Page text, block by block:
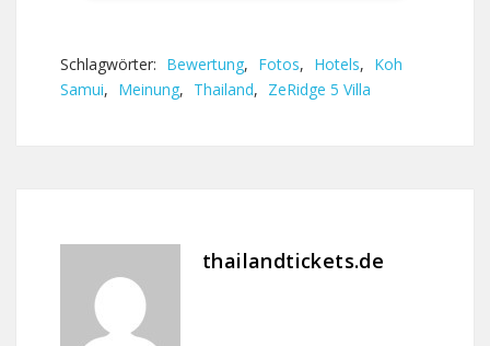
Schlagwörter: Bewertung, Fotos, Hotels, Koh
Samui, Meinung, Thailand, ZeRidge 5 Villa
thailandtickets.de